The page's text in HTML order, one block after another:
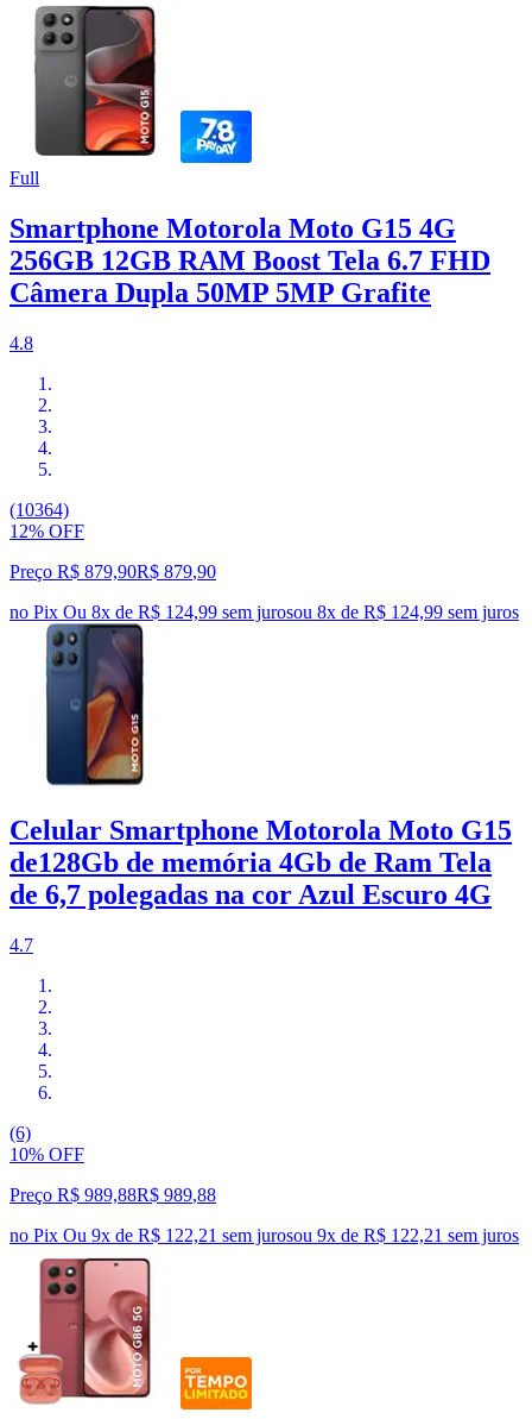
Full
Smartphone Motorola Moto G15 4G
256GB 12GB RAM Boost Tela 6.7 FHD
Câmera Dupla 50MP 5MP Grafite
4.8
(10364)
12% OFF
Preço R$ 879,90R$ 879,90
no Pix Ou 8x de R$ 124,99 sem jurosou 8x de R$ 124,99 sem juros
Celular Smartphone Motorola Moto G15
de128Gb de memória 4Gb de Ram Tela
de 6,7 polegadas na cor Azul Escuro 4G
4.7
(6)
10% OFF
Preço R$ 989,88R$ 989,88
no Pix Ou 9x de R$ 122,21 sem jurosou 9x de R$ 122,21 sem juros